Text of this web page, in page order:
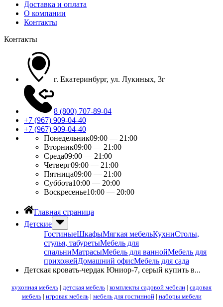
Доставка и оплата
О компании
Контакты
Контакты
г. Екатеринбург, ул. Лукиных, 3г
8 (800) 707-89-04
+7 (967) 909-04-40
+7 (967) 909-04-40
Понедельник09:00 — 21:00
Вторник09:00 — 21:00
Среда09:00 — 21:00
Четверг09:00 — 21:00
Пятница09:00 — 21:00
Суббота10:00 — 20:00
Воскресенье10:00 — 20:00
Главная страница
Детские
ГостиныеШкафыМягкая мебельКухниСтолы,
стулья, табуретыМебель для
спальниМатрасыМебель для ваннойМебель для
прихожейДомашний офисМебель для сада
Детская кровать-чердак Юниор-7, серый купить в...
кухонная мебель | детская мебель | комплекты садовой мебели | садовая
мебель| игровая мебель| мебель для гостинной| наборы мебели